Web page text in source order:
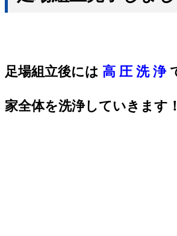
足場組立後には 高 圧 洗 浄
家全体を洗浄していきます！